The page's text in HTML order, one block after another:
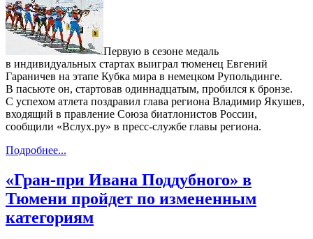
Первую в сезоне медаль
в индивидуальных стартах выиграл тюменец Евгений
Гараничев на этапе Кубка мира в немецком Рупольдинге.
В пасьюте он, стартовав одиннадцатым, пробился к бронзе.
С успехом атлета поздравил глава региона Владимир Якушев,
входящий в правление Союза биатлонистов России,
сообщили «Вслух.ру» в пресс-службе главы региона.
Подробнее...
«Гран-при Ивана Поддубного» в
Тюмени пройдет по измененным
категориям